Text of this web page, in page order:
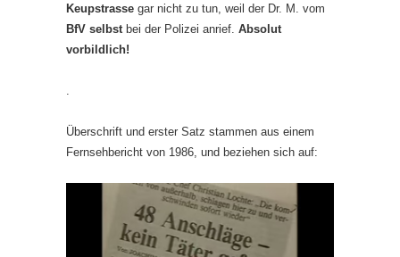
Keupstrasse gar nicht zu tun, weil der Dr. M. vom
BfV selbstbei der Polizei anrief. Absolut
vorbildlich!
.
Überschrift und erster Satz stammen aus einem
Fernsehbericht von 1986, und beziehen sich auf: